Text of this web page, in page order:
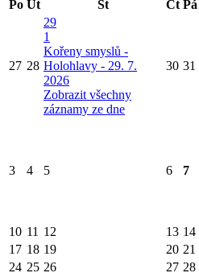
Po Út St Čt Pá
27 28
29
1
Kořeny smyslů -
Holohlavy - 29. 7.
2026
Zobrazit všechny
záznamy ze dne
30 31
3 4 5 6 7
10 11 12 13 14
17 18 19 20 21
24 25 26 27 28